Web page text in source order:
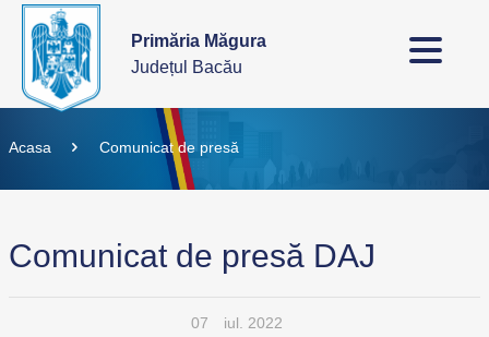
Primăria Măgura
Județul Bacău
Acasa Comunicat de presă
Comunicat de presă DAJ
07 iul. 2022